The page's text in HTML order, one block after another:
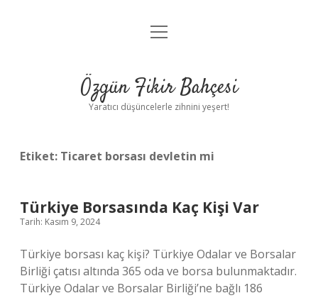
Anasayfa
Yasal Uyarı
menüyü
Özgün Fikir Bahçesi
Yaratıcı düşüncelerle zihnini yeşert!
Etiket: Ticaret borsası devletin mi
Türkiye Borsasında Kaç Kişi Var
Tarih: Kasım 9, 2024
Türkiye borsası kaç kişi? Türkiye Odalar ve Borsalar
Birliği çatısı altında 365 oda ve borsa bulunmaktadır.
Türkiye Odalar ve Borsalar Birliği’ne bağlı 186